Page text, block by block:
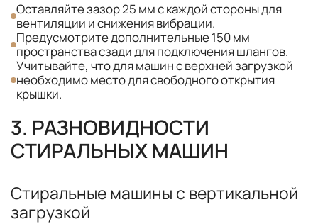
Оставляйте зазор 25 мм с каждой стороны для
вентиляции и снижения вибрации.
Предусмотрите дополнительные 150 мм
пространства сзади для подключения шлангов.
Учитывайте, что для машин с верхней загрузкой
необходимо место для свободного открытия
крышки.
3. РАЗНОВИДНОСТИ
СТИРАЛЬНЫХ МАШИН
Стиральные машины с вертикальной
загрузкой